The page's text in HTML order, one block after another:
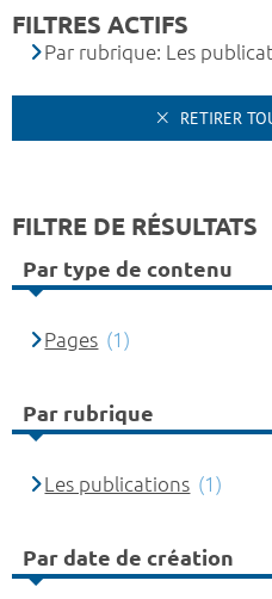
FILTRES ACTIFS
Par rubrique: Les
RETIRER
FILTRE DE RÉSULTATS
Par type de contenu
Pages (1)
Par rubrique
Les publications (1)
Par date de création